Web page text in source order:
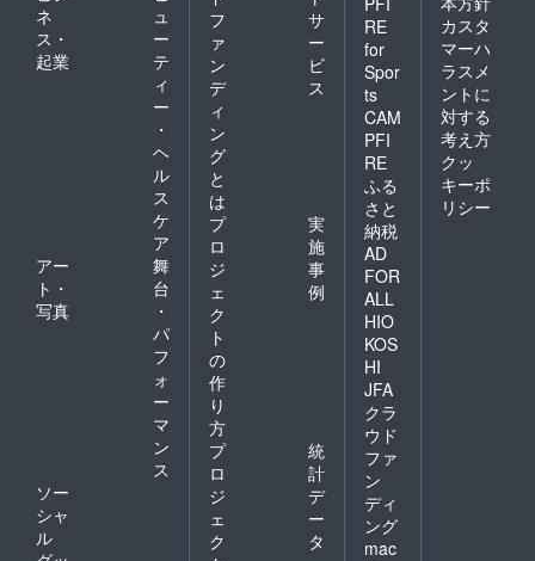
ネ
ス・
起業
ュ
ー
テ
ィ
ー
・
ヘ
ル
ス
ケ
ア
アー
ト・
写真
舞
台
・
パ
フ
ォ
ー
マ
ン
ス
ソー
シャ
ル
フ
ァ
ン
デ
ィ
ン
グ
と
は
サ
ー
ビ
ス
プ
ロ
ジ
ェ
ク
ト
の
作
り
方
実
施
事
例
プ
ロ
ジ
ェ
ク
統
計
デ
ー
タ
RE
for
Spor
ts
CAM
PFI
RE
ふる
さと
納税
AD
FOR
ALL
HIO
KOS
HI
JFA
クラ
ウド
ファ
ン
ディ
ング
mac
カスタ
マーハ
ラスメ
ントに
対する
考え方
クッ
キーポ
リシー